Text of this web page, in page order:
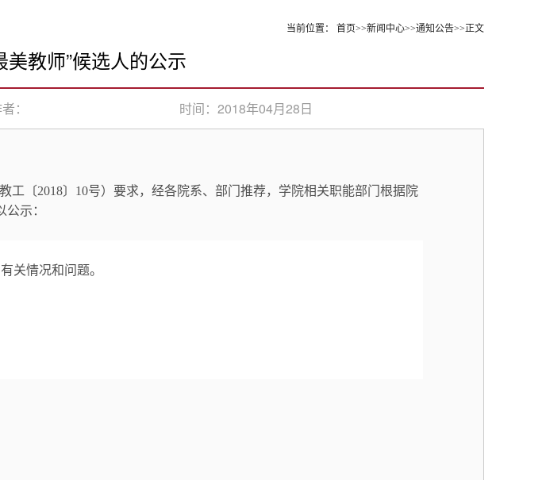
当前位置： 首页>>新闻中心>>通知公告>>正文
教师”候选人的公示
： 时间：2018年04月28日
〔2018〕10号）要求， 经各院系、部门推荐， 学院相关职能部门根据院
示：
关情况和问题。